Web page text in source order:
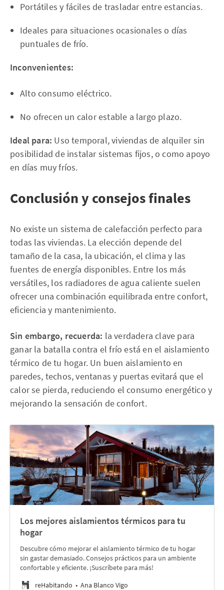
Portátiles y fáciles de trasladar entre estancias.
Ideales para situaciones ocasionales o días
puntuales de frío.
Inconvenientes:
Alto consumo eléctrico.
No ofrecen un calor estable a largo plazo.
Ideal para: Uso temporal, viviendas de alquiler sin
posibilidad de instalar sistemas fijos, o como apoyo
en días muy fríos.
Conclusión y consejos finales
No existe un sistema de calefacción perfecto para
todas las viviendas. La elección depende del
tamaño de la casa, la ubicación, el clima y las
fuentes de energía disponibles. Entre los más
versátiles, los radiadores de agua caliente suelen
ofrecer una combinación equilibrada entre confort,
eficiencia y mantenimiento.
Sin embargo, recuerda: la verdadera clave para
ganar la batalla contra el frío está en el aislamiento
térmico de tu hogar. Un buen aislamiento en
paredes, techos, ventanas y puertas evitará que el
calor se pierda, reduciendo el consumo energético y
mejorando la sensación de confort.
Los mejores aislamientos térmicos para tu
hogar
Descubre cómo mejorar el aislamiento térmico de tu hogar
sin gastar demasiado. Consejos prácticos para un ambiente
confortable y eficiente. ¡Suscríbete para más!
reHabitando
Ana Blanco Vigo